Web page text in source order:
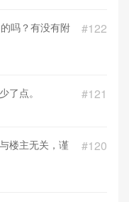
#122
吗？有没有附
#121
了点。
#120
楼主无关，谨